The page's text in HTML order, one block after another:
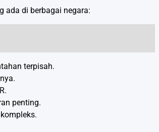
ada di berbagai negara:
terpisah.
penting.